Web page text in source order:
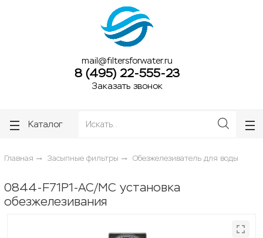
mail@filtersforwater.ru
8 (495) 22-555-23
Заказать звонок
Каталог
Главная Засыпные фильтры Обезжелезиватель для воды
0844-F71P1-AC/MC установка
обезжелезивания